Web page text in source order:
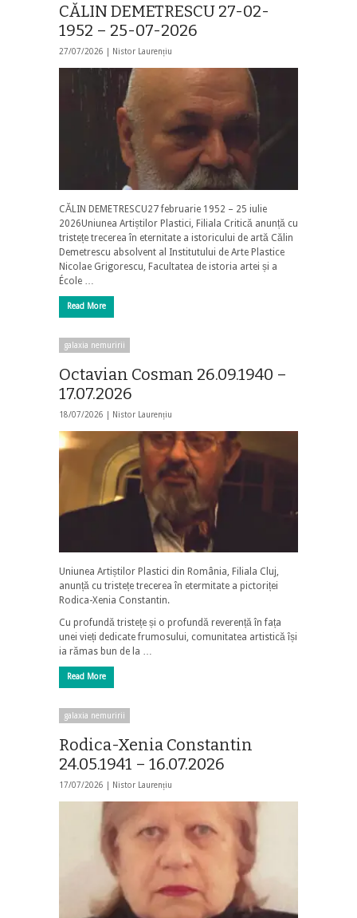
CĂLIN DEMETRESCU 27-02-
1952 – 25-07-2026
27/07/2026 | Nistor Laurențiu
CĂLIN DEMETRESCU27 februarie 1952 – 25 iulie
2026Uniunea Artiștilor Plastici, Filiala Critică anunță cu
tristețe trecerea în eternitate a istoricului de artă Călin
Demetrescu absolvent al Institutului de Arte Plastice
Nicolae Grigorescu, Facultatea de istoria artei și a
École …
Read More
galaxia nemuririi
Octavian Cosman 26.09.1940 –
17.07.2026
18/07/2026 | Nistor Laurențiu
Uniunea Artiștilor Plastici din România, Filiala Cluj,
anunță cu tristețe trecerea în etermitate a pictoriței
Rodica-Xenia Constantin.
Cu profundă tristețe și o profundă reverență în fața
unei vieți dedicate frumosului, comunitatea artistică își
ia rămas bun de la …
Read More
galaxia nemuririi
Rodica-Xenia Constantin
24.05.1941 – 16.07.2026
17/07/2026 | Nistor Laurențiu